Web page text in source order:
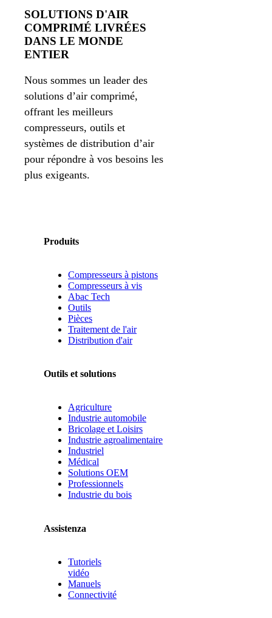
SOLUTIONS D'AIR
COMPRIMÉ LIVRÉES
DANS LE MONDE
ENTIER
Nous sommes un leader des
solutions d’air comprimé,
offrant les meilleurs
compresseurs, outils et
systèmes de distribution d’air
pour répondre à vos besoins les
plus exigeants.
Produits
Compresseurs à pistons
Compresseurs à vis
Abac Tech
Outils
Pièces
Traitement de l'air
Distribution d'air
Outils et solutions
Agriculture
Industrie automobile
Bricolage et Loisirs
Industrie agroalimentaire
Industriel
Médical
Solutions OEM
Professionnels
Industrie du bois
Assistenza
Tutoriels
vidéo
Manuels
Connectivité